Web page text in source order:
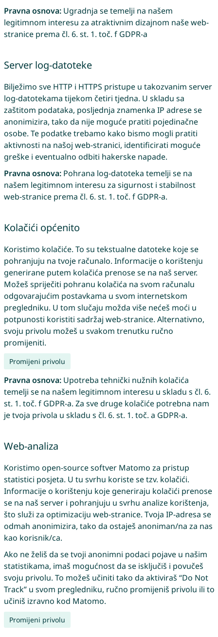
Pravna osnova:Ugradnja se temelji na našem
legitimnom interesu za atraktivnim dizajnom naše web-
stranice prema čl. 6. st. 1. toč. f GDPR-a
Server log-datoteke
Bilježimo sve HTTP i HTTPS pristupe u takozvanim server
log-datotekama tijekom četiri tjedna. U skladu sa
zaštitom podataka, posljednja znamenka IP adrese se
anonimizira, tako da nije moguće pratiti pojedinačne
osobe. Te podatke trebamo kako bismo mogli pratiti
aktivnosti na našoj web-stranici, identificirati moguće
greške i eventualno odbiti hakerske napade.
Pravna osnova:Pohrana log-datoteka temelji se na
našem legitimnom interesu za sigurnost i stabilnost
web-stranice prema čl. 6. st. 1. toč. f GDPR-a.
Kolačići općenito
Koristimo kolačiće. To su tekstualne datoteke koje se
pohranjuju na tvoje računalo. Informacije o korištenju
generirane putem kolačića prenose se na naš server.
Možeš spriječiti pohranu kolačića na svom računalu
odgovarajućim postavkama u svom internetskom
pregledniku. U tom slučaju možda više nećeš moći u
potpunosti koristiti sadržaj web-stranice. Alternativno,
svoju privolu možeš u svakom trenutku ručno
promijeniti.
Promijeni privolu
Pravna osnova:Upotreba tehnički nužnih kolačića
temelji se na našem legitimnom interesu u skladu s čl. 6.
st. 1. toč. f GDPR-a. Za sve druge kolačiće potrebna nam
je tvoja privola u skladu s čl. 6. st. 1. toč. a GDPR-a.
Web-analiza
Koristimo open-source softver Matomo za pristup
statistici posjeta. U tu svrhu koriste se tzv. kolačići.
Informacije o korištenju koje generiraju kolačići prenose
se na naš server i pohranjuju u svrhu analize korištenja,
što služi za optimizaciju web-stranice. Tvoja IP-adresa se
odmah anonimizira, tako da ostaješ anoniman/na za nas
kao korisnik/ca.
Ako ne želiš da se tvoji anonimni podaci pojave u našim
statistikama, imaš mogućnost da se isključiš i povučeš
svoju privolu. To možeš učiniti tako da aktiviraš “Do Not
Track” u svom pregledniku, ručno promijeniš privolu ili to
učiniš izravno kod Matomo.
Promijeni privolu